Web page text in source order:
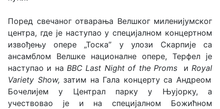
Поред свечаног отварања Велшког миленијумског
центра, где је наступао у специјалном концертном
извођењу опере „Тоска” у улози Скарпије са
ансамблом Велшке националне опере, Терфел је
наступао и на BBC Last NightofthePromsи Royal
Variety Show, затим на Гала концерту са Андреом
Бочелијем у Централ парку у Њујорку, а
учествовао је и на специјалном Божићном